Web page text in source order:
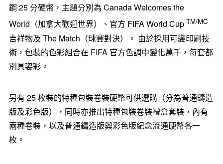
鋼 25 分硬幣，主題分別為 Canada Welcomes the
World（加拿大歡迎世界）、官方 FIFA World Cup TM/MC
吉祥物及 The Match（球賽對決）。 由於採用可變印刷技
術，包裝的色彩組合在 FIFA 官方色調中變化萬千，每套都
別具姿彩。
另有 25 枚裝的特種包裝卷裝硬幣可供選購（分為普通鑄造
版及彩色版），同時亦推出特種包裝卷裝禮盒套裝，內有
兩種卷裝，以及普通鑄造版與彩色版紀念流通硬幣各一
枚。